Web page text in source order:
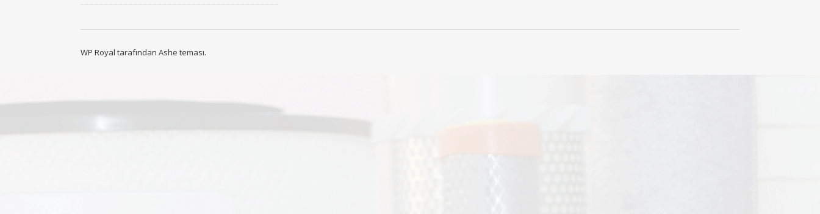
WP Royal tarafından Ashe teması.